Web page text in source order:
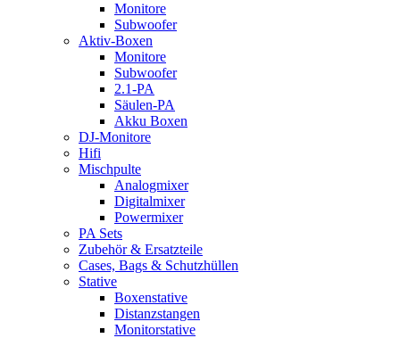
Monitore
Subwoofer
Aktiv-Boxen
Monitore
Subwoofer
2.1-PA
Säulen-PA
Akku Boxen
DJ-Monitore
Hifi
Mischpulte
Analogmixer
Digitalmixer
Powermixer
PA Sets
Zubehör & Ersatzteile
Cases, Bags & Schutzhüllen
Stative
Boxenstative
Distanzstangen
Monitorstative